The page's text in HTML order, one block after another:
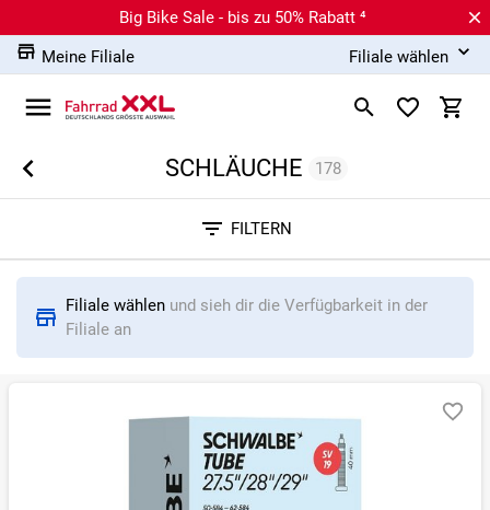
Big Bike Sale - bis zu 50% Rabatt ⁴
Meine Filiale
Filiale wählen
SCHLÄUCHE 178
FILTERN
Filiale wählen und sieh dir die Verfügbarkeit in der
Filiale an